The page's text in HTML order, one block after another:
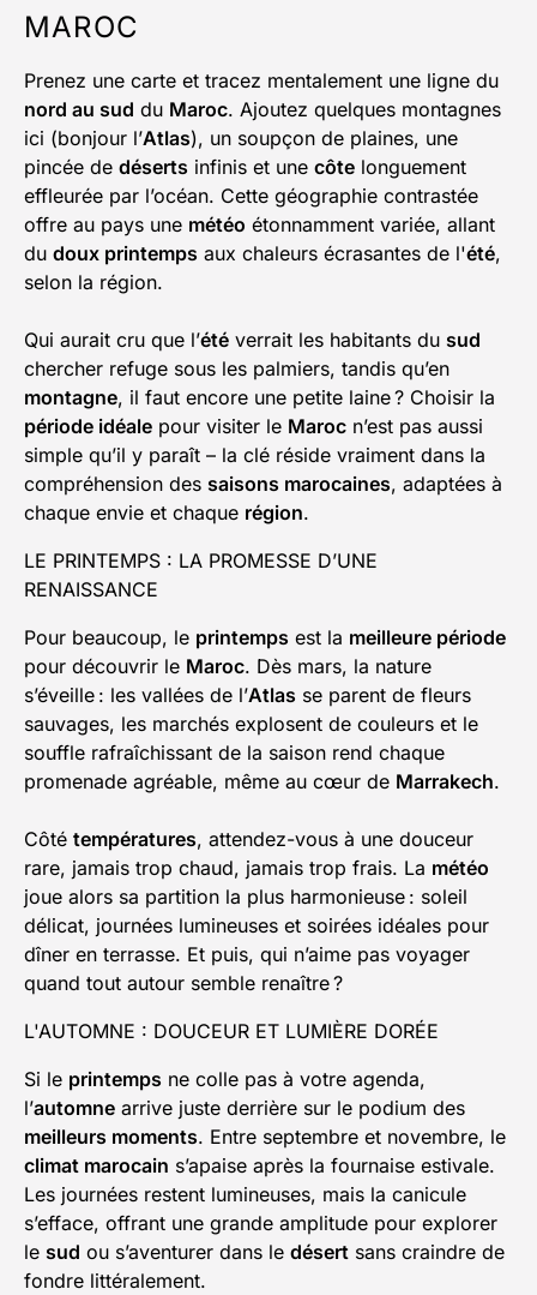
MAROC
Prenez une carte et tracez mentalement une ligne du
nord au sud du Maroc. Ajoutez quelques montagnes
ici (bonjour l’Atlas), un soupçon de plaines, une
pincée de déserts infinis et une côte longuement
effleurée par l’océan. Cette géographie contrastée
offre au pays une météo étonnamment variée, allant
du doux printemps aux chaleurs écrasantes de l'été,
selon la région.
Qui aurait cru que l’été verrait les habitants du sud
chercher refuge sous les palmiers, tandis qu’en
montagne, il faut encore une petite laine ? Choisir la
période idéale pour visiter le Maroc n’est pas aussi
simple qu’il y paraît – la clé réside vraiment dans la
compréhension des saisons marocaines, adaptées à
chaque envie et chaque région.
LE PRINTEMPS : LA PROMESSE D’UNE
RENAISSANCE
Pour beaucoup, le printemps est la meilleure période
pour découvrir le Maroc. Dès mars, la nature
s’éveille : les vallées de l’Atlas se parent de fleurs
sauvages, les marchés explosent de couleurs et le
souffle rafraîchissant de la saison rend chaque
promenade agréable, même au cœur de Marrakech.
Côté températures, attendez-vous à une douceur
rare, jamais trop chaud, jamais trop frais. La météo
joue alors sa partition la plus harmonieuse : soleil
délicat, journées lumineuses et soirées idéales pour
dîner en terrasse. Et puis, qui n’aime pas voyager
quand tout autour semble renaître ?
L'AUTOMNE : DOUCEUR ET LUMIÈRE DORÉE
Si le printemps ne colle pas à votre agenda,
l’automne arrive juste derrière sur le podium des
meilleurs moments. Entre septembre et novembre, le
climat marocain s’apaise après la fournaise estivale.
Les journées restent lumineuses, mais la canicule
s’efface, offrant une grande amplitude pour explorer
le sud ou s’aventurer dans le désert sans craindre de
fondre littéralement.